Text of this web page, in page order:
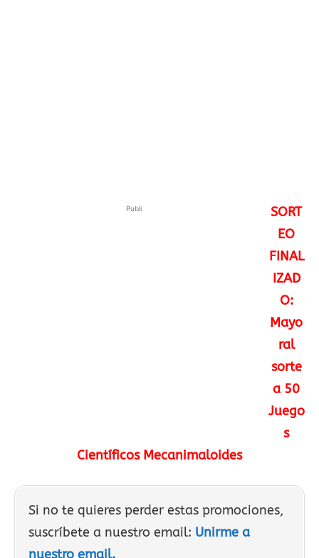
Publi
SORT
EO
FINAL
IZAD
O:
Mayo
ral
sorte
a 50
Juego
s
Científicos Mecanimaloides
Si no te quieres perder estas promociones,
suscríbete a nuestro email: Unirme a
nuestro email.